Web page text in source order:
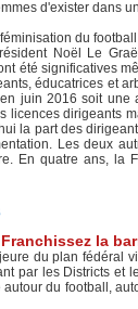
d'exister dans
du
Noël Le
été significatives
éducatrices et
juin 2016 soit une
licences dirigeants
la part des
Les deux
En quatre ans, la
la
du plan fédéral
par les Districts et
autour du football,